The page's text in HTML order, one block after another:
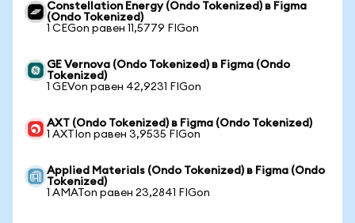
Constellation Energy (Ondo Tokenized) в Figma
(Ondo Tokenized)
1 CEGon равен 11,5779 FIGon
GE Vernova (Ondo Tokenized) в Figma (Ondo
Tokenized)
1 GEVon равен 42,9231 FIGon
AXT (Ondo Tokenized) в Figma (Ondo Tokenized)
1 AXTIon равен 3,9535 FIGon
Applied Materials (Ondo Tokenized) в Figma (Ondo
Tokenized)
1 AMATon равен 23,2841 FIGon